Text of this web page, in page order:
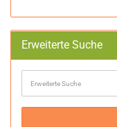
Erweiterte Suche
Suche